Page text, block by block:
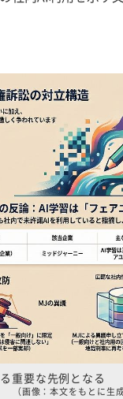
重要な先例となる
（画像：本文をもとに生